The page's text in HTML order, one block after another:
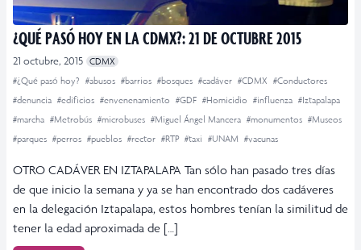
¿QUÉ PASÓ HOY EN LA CDMX?: 21 DE OCTUBRE 2015
21 octubre, 2015 CDMX
#¿Qué pasó hoy? #abusos #barrios #bosques #cadáver #CDMX #Conductores
#denuncia #edificios #envenenamiento #GDF #Homicidio #influenza #Iztapalapa
#marcha #Metrobús #microbuses #Miguel Ángel Mancera #monumentos #Museos
#parques #perros #pueblos #rector #RTP #taxi #UNAM #vacunas
OTRO CADÁVER EN IZTAPALAPA Tan sólo han pasado tres días
de que inicio la semana y ya se han encontrado dos cadáveres
en la delegación Iztapalapa, estos hombres tenían la similitud de
tener la edad aproximada de […]